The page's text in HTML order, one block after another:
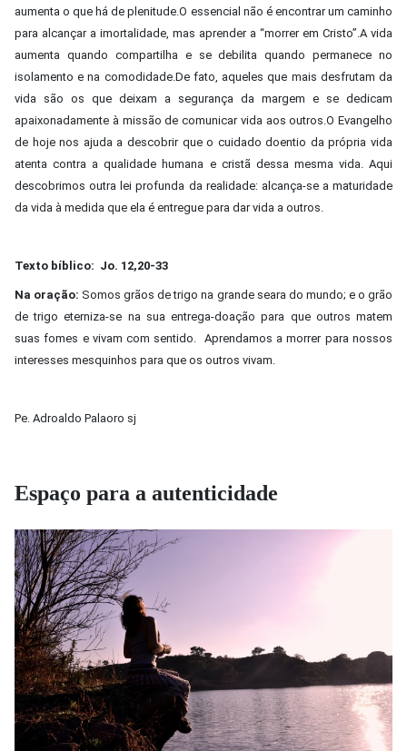
aumenta o que há de plenitude.O essencial não é encontrar um caminho
para alcançar a imortalidade, mas aprender a “morrer em Cristo”.A vida
aumenta quando compartilha e se debilita quando permanece no
isolamento e na comodidade.De fato, aqueles que mais desfrutam da
vida são os que deixam a segurança da margem e se dedicam
apaixonadamente à missão de comunicar vida aos outros.O Evangelho
de hoje nos ajuda a descobrir que o cuidado doentio da própria vida
atenta contra a qualidade humana e cristã dessa mesma vida. Aqui
descobrimos outra lei profunda da realidade: alcança-se a maturidade
da vida à medida que ela é entregue para dar vida a outros.
Texto bíblico: Jo. 12,20-33
Na oração: Somos grãos de trigo na grande seara do mundo; e o grão
de trigo eterniza-se na sua entrega-doação para que outros matem
suas fomes e vivam com sentido. Aprendamos a morrer para nossos
interesses mesquinhos para que os outros vivam.
Pe. Adroaldo Palaoro sj
Espaço para a autenticidade